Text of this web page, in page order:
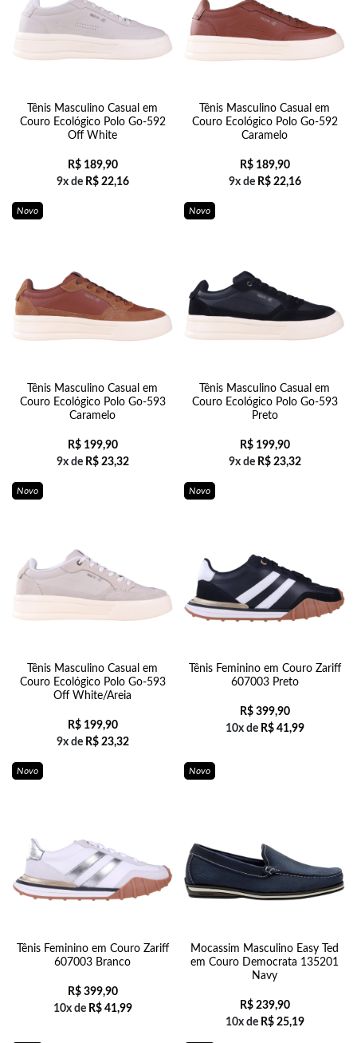
Tênis Masculino Casual em
Couro Ecológico Polo Go-592
Off White
R$189,90
9x de R$22,16
Tênis Masculino Casual em
Couro Ecológico Polo Go-592
Caramelo
R$189,90
9x de R$22,16
Novo
Tênis Masculino Casual em
Couro Ecológico Polo Go-593
Caramelo
R$199,90
9x de R$23,32
Novo
Tênis Masculino Casual em
Couro Ecológico Polo Go-593
Preto
R$199,90
9x de R$23,32
Novo
Tênis Masculino Casual em
Couro Ecológico Polo Go-593
Off White/Areia
R$199,90
9x de R$23,32
Novo
Tênis Feminino em Couro Zariff
607003 Preto
R$399,90
10x de R$41,99
Novo
Tênis Feminino em Couro Zariff
607003 Branco
R$399,90
10x de R$41,99
Novo
Mocassim Masculino Easy Ted
em Couro Democrata 135201
Navy
R$239,90
10x de R$25,19